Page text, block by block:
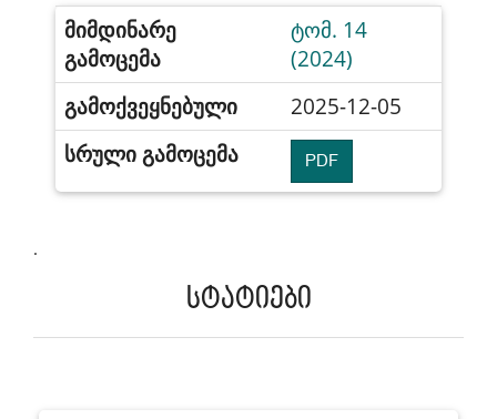
მიმდინარე
გამოცემა
ტომ. 14
(2024)
გამოქვეყნებული
2025-12-05
სრული გამოცემა
PDF
.
სტატიები